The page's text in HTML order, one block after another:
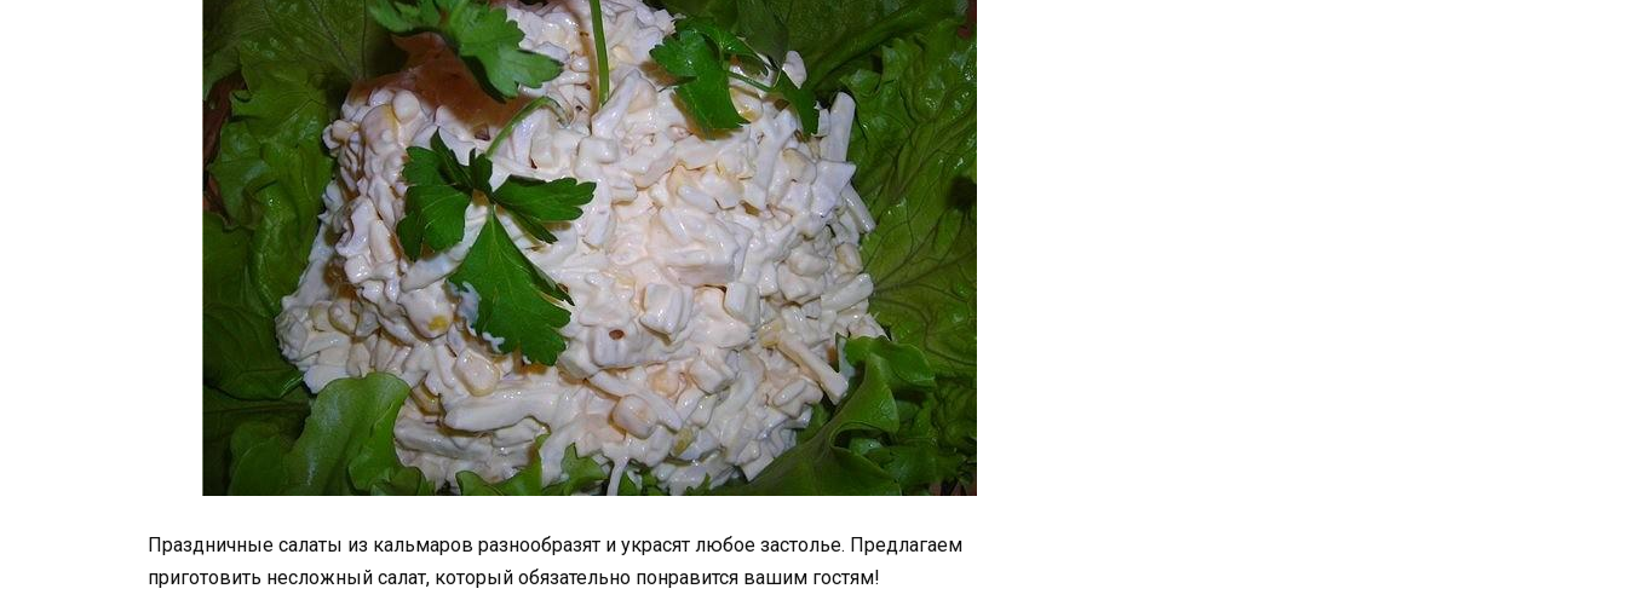
Праздничные салаты из кальмаров разнообразят и украсят любое застолье. Предлагаем
приготовить несложный салат, который обязательно понравится вашим гостям!